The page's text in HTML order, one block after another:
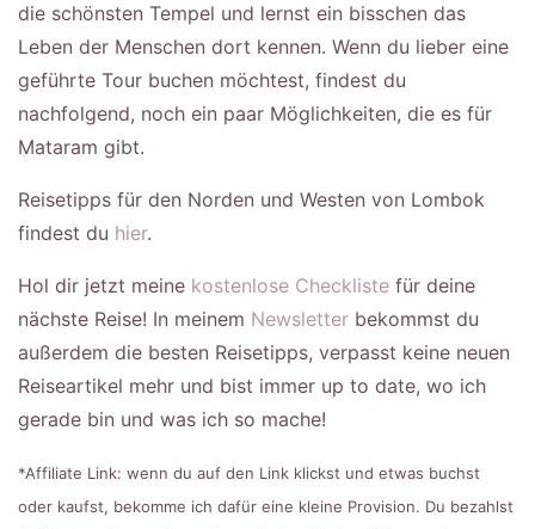
die schönsten Tempel und lernst ein bisschen das
Leben der Menschen dort kennen. Wenn du lieber eine
geführte Tour buchen möchtest, findest du
nachfolgend, noch ein paar Möglichkeiten, die es für
Mataram gibt.
Reisetipps für den Norden und Westen von Lombok
findest du hier.
Hol dir jetzt meine kostenlose Checkliste für deine
nächste Reise! In meinem Newsletter bekommst du
außerdem die besten Reisetipps, verpasst keine neuen
Reiseartikel mehr und bist immer up to date, wo ich
gerade bin und was ich so mache!
*Affiliate Link: wenn du auf den Link klickst und etwas buchst
oder kaufst, bekomme ich dafür eine kleine Provision. Du bezahlst